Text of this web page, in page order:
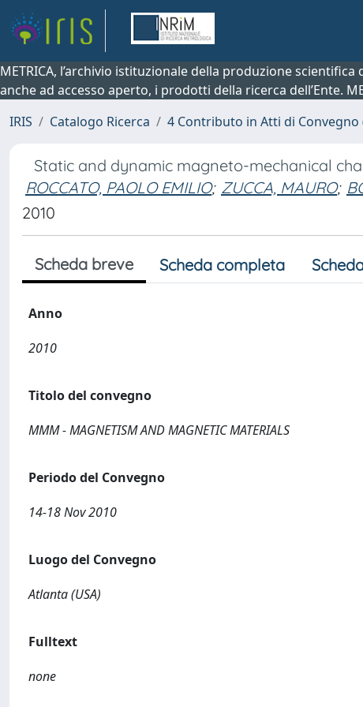
METRICA, l’archivio istituzionale della produzione
anche ad accesso aperto, i prodotti della ricerca dell’Ente.
IRIS
Catalogo Ricerca 4 Contributo in Atti di Convegno
Static and dynamic magneto-mechanical
ROCCATO, PAOLO EMILIO; ZUCCA, MAURO;
2010
Scheda breve Scheda completa
Anno
2010
Titolo del convegno
MMM - MAGNETISM AND MAGNETIC MATERIALS
Periodo del Convegno
14-18 Nov 2010
Luogo del Convegno
Atlanta (USA)
Fulltext
none